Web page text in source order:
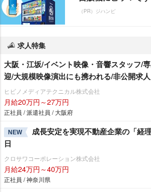
（PR）ジハンピ
求人特集
大阪・江坂/イベント映像・音響スタッフ/
迎/大規模映像演出にも携われる/非公開求人
ヒビノメディアテクニカル株式会社
月給20万円～27万円
正社員 / 派遣社員 / 大阪府
NEW
成長安定を実現不動産企業の「経
日
クロサワコーポレーション株式会社
月給24万円～40万円
正社員 / 神奈川県